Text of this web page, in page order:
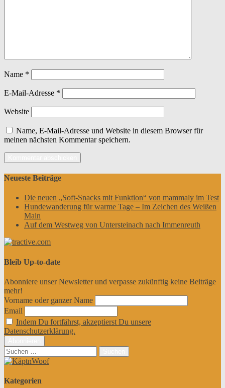
Name *
E-Mail-Adresse *
Website
Name, E-Mail-Adresse und Website in diesem Browser für
meinen nächsten Kommentar speichern.
Neueste Beiträge
Die neuen „Soft-Snacks mit Funktion“ von mammaly im Test
Hundewanderung für warme Tage – Im Zeichen des Weißen
Main
Auf dem Westweg von Untersteinach nach Immenreuth
Bleib Up-to-date
Abonniere unser Newsletter und verpasse zukünftig keine Beiträge
mehr!
Vorname oder ganzer Name
Email
Indem Du fortfährst, akzeptierst Du unsere
Datenschutzerklärung.
Suchen
nach:
Kategorien